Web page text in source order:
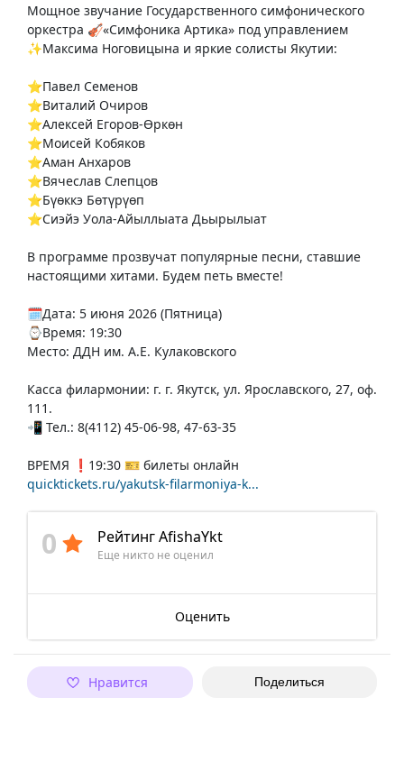
Мощное звучание Государственного симфонического
оркестра 🎻«Симфоника Артика» под управлением
✨Максима Ноговицына и яркие солисты Якутии:
⭐Павел Семенов
⭐Виталий Очиров
⭐Алексей Егоров-Өркөн
⭐Моисей Кобяков
⭐Аман Анхаров
⭐Вячеслав Слепцов
⭐Бүөккэ Бөтүрүөп
⭐Сиэйэ Уола-Айыллыата Дьырылыат
В программе прозвучат популярные песни, ставшие
настоящими хитами. Будем петь вместе!
🗓Дата: 5 июня 2026 (Пятница)
⌚Время: 19:30
Место: ДДН им. А.Е. Кулаковского
Касса филармонии: г. г. Якутск, ул. Ярославского, 27, оф.
111.
📲 Тел.: 8(4112) 45-06-98, 47-63-35
ВРЕМЯ ❗19:30 🎫 билеты онлайн
quicktickets.ru/yakutsk-filarmoniya-k...
0 Рейтинг AfishaYkt
Еще никто не оценил
Оценить
Нравится Поделиться